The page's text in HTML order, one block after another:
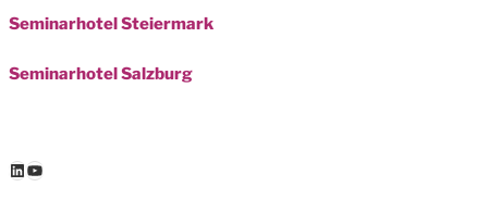
Seminarhotel Steiermark
Seminarhotel Salzburg
LinkedIn
YouTube